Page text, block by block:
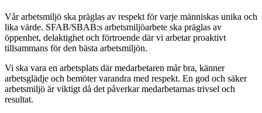
Vår arbetsmiljö ska präglas av respekt för varje människas unika och
lika värde. SFAB/SBAB:s arbetsmiljöarbete ska präglas av
öppenhet, delaktighet och förtroende där vi arbetar proaktivt
tillsammans för den bästa arbetsmiljön.
Vi ska vara en arbetsplats där medarbetaren mår bra, känner
arbetsglädje och bemöter varandra med respekt. En god och säker
arbetsmiljö är viktigt då det påverkar medarbetarnas trivsel och
resultat.